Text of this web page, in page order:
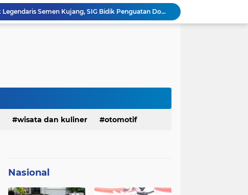
Ketua Golkar Jabar: Perjalanan Hidup Bahlil Layak Diteladani Seluruh Kader Partai
KDM Fokus Rampungkan Pemenuhan Layanan Dasar dan Konektivitas Wilayah pada 2027
Jelang Konferprov PWI Jabar, Bos Ayo Media Sambangi Rumah PWI Kota Bogor
wisata dan kuliner otomotif
Nasional